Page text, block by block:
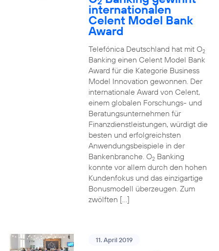
internationalen
Celent Model Bank
Award
Telefónica Deutschland hat mit O2
Banking einen Celent Model Bank
Award für die Kategorie Business
Model Innovation gewonnen. Der
internationale Award von Celent,
einem globalen Forschungs- und
Beratungsunternehmen für
Finanzdienstleistungen, würdigt die
besten und erfolgreichsten
Anwendungsbeispiele in der
Bankenbranche. O2Banking
konnte vor allem durch den hohen
Kundenfokus und das einzigartige
Bonusmodell überzeugen. Zum
zwölften […]
11. April 2019